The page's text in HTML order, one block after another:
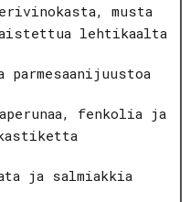
musta
lehtikaalta
fenkolia ja
ja salmiakkia